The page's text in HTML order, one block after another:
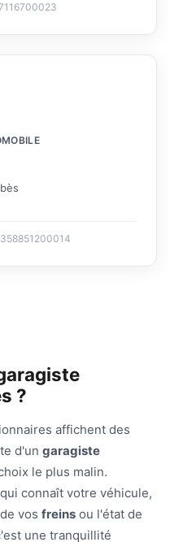
?
affichent des
d'un garagiste
le plus malin.
qui connaît votre véhicule,
vos freins ou l'état de
une tranquillité